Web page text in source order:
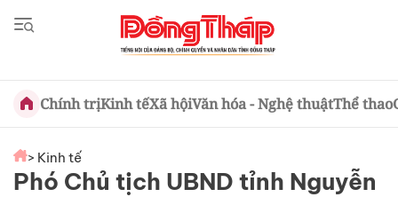
Chính trịKinh tếXã hộiVăn hóa - Nghệ thuậtThể thao
> Kinh tế
Phó Chủ tịch UBND tỉnh Nguyễn